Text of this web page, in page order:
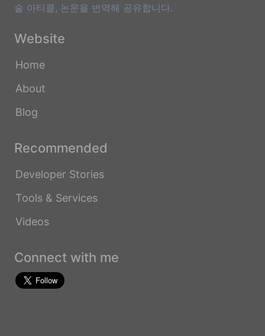
술 아티클, 논문을 번역해 공유합니다.
Website
Home
About
Blog
Recommended
Developer Stories
Tools & Services
Videos
Connect with me